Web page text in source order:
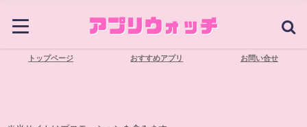
トップページ おすすめアプリ お問い合せ